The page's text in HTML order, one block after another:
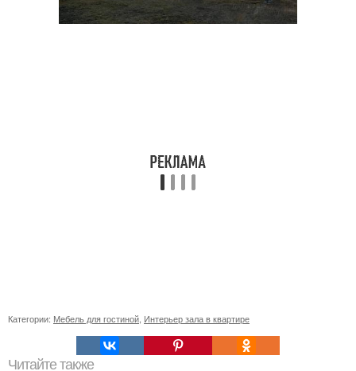
Категории: Мебель для гостиной Интерьер зала в квартире
Читайте также